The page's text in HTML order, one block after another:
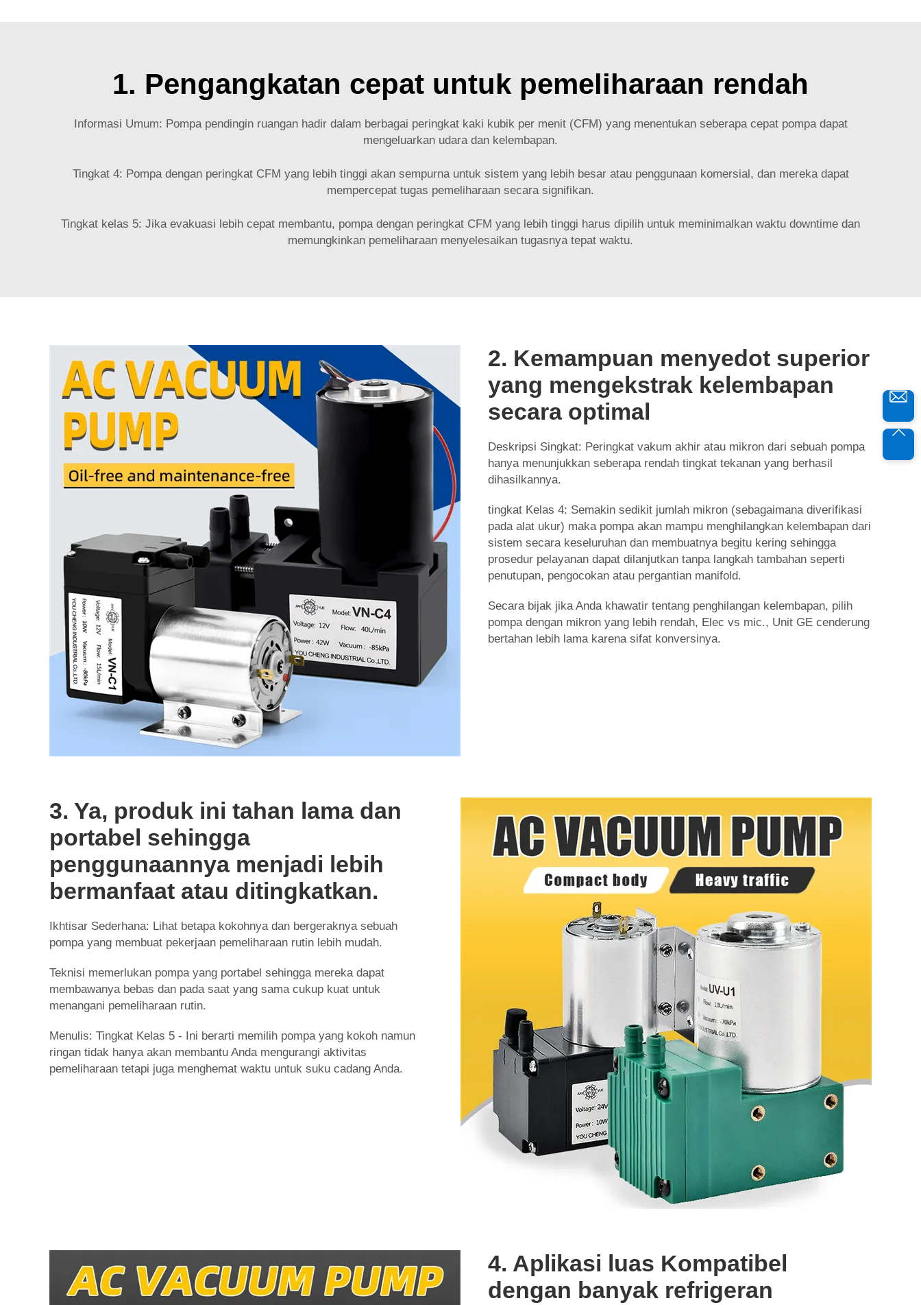
1. Pengangkatan cepat untuk pemeliharaan rendah
Informasi Umum: Pompa pendingin ruangan hadir dalam berbagai peringkat kaki kubik per menit (CFM) yang menentukan seberapa cepat pompa dapat
mengeluarkan udara dan kelembapan.
Tingkat 4: Pompa dengan peringkat CFM yang lebih tinggi akan sempurna untuk sistem yang lebih besar atau penggunaan komersial, dan mereka dapat
mempercepat tugas pemeliharaan secara signifikan.
Tingkat kelas 5: Jika evakuasi lebih cepat membantu, pompa dengan peringkat CFM yang lebih tinggi harus dipilih untuk meminimalkan waktu downtime dan
memungkinkan pemeliharaan menyelesaikan tugasnya tepat waktu.
2. Kemampuan menyedot superior
yang mengekstrak kelembapan
secara optimal
Deskripsi Singkat: Peringkat vakum akhir atau mikron dari sebuah pompa
hanya menunjukkan seberapa rendah tingkat tekanan yang berhasil
dihasilkannya.
tingkat Kelas 4: Semakin sedikit jumlah mikron (sebagaimana diverifikasi
pada alat ukur) maka pompa akan mampu menghilangkan kelembapan dari
sistem secara keseluruhan dan membuatnya begitu kering sehingga
prosedur pelayanan dapat dilanjutkan tanpa langkah tambahan seperti
penutupan, pengocokan atau pergantian manifold.
Secara bijak jika Anda khawatir tentang penghilangan kelembapan, pilih
pompa dengan mikron yang lebih rendah, Elec vs mic., Unit GE cenderung
bertahan lebih lama karena sifat konversinya.
3. Ya, produk ini tahan lama dan
portabel sehingga
penggunaannya menjadi lebih
bermanfaat atau ditingkatkan.
Ikhtisar Sederhana: Lihat betapa kokohnya dan bergeraknya sebuah
pompa yang membuat pekerjaan pemeliharaan rutin lebih mudah.
Teknisi memerlukan pompa yang portabel sehingga mereka dapat
membawanya bebas dan pada saat yang sama cukup kuat untuk
menangani pemeliharaan rutin.
Menulis: Tingkat Kelas 5 - Ini berarti memilih pompa yang kokoh namun
ringan tidak hanya akan membantu Anda mengurangi aktivitas
pemeliharaan tetapi juga menghemat waktu untuk suku cadang Anda.
4. Aplikasi luas Kompatibel
dengan banyak refrigeran